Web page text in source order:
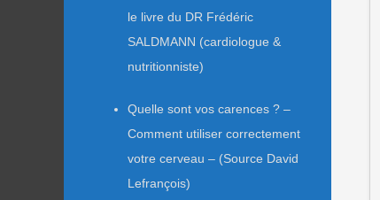
le livre du DR Frédéric
SALDMANN (cardiologue &
nutritionniste)
Quelle sont vos carences ? –
Comment utiliser correctement
votre cerveau – (Source David
Lefrançois)